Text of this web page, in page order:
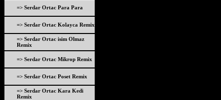
=> Serdar Ortac Para Para
=> Serdar Ortac Kolayca Remix
=> Serdar Ortac isim Olmaz
Remix
=> Serdar Ortac Mikrop Remix
=> Serdar Ortac Poset Remix
=> Serdar Ortac Kara Kedi
Remix